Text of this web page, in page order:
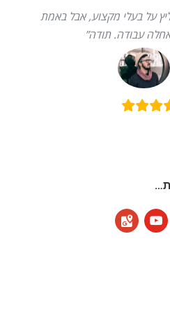
על בעלי מקצוע, אבל באמת
עבודה. תודה”
youtube
google-
maps